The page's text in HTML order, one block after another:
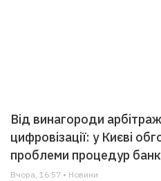
Від винагороди
цифровізації: у Києві
проблеми процедур
Вчора, 16:57 • Новини